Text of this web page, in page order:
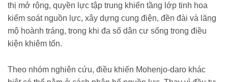
thị mở rộng, quyền lực tập trung khiến tầng lớp tinh hoa
kiểm soát nguồn lực, xây dựng cung điện, đền đài và lăng
mộ hoành tráng, trong khi đa số dân cư sống trong điều
kiện khiêm tốn.
Theo nhóm nghiên cứu, điều khiến Mohenjo-daro khác